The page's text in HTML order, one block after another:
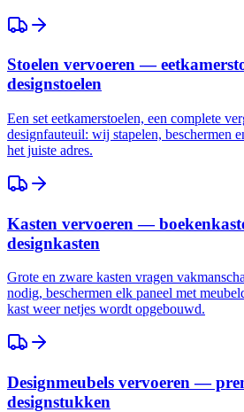
Stoelen vervoeren —
designstoelen
Een set eetkamerstoelen, een complete
designfauteuil: wij stapelen, beschermen
het juiste adres.
Kasten vervoeren —
designkasten
Grote en zware kasten vragen
nodig, beschermen elk paneel met
kast weer netjes wordt opgebouwd.
Designmeubels vervoeren —
designstukken